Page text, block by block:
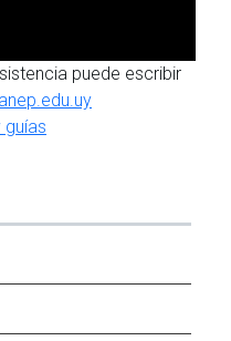
puede escribir